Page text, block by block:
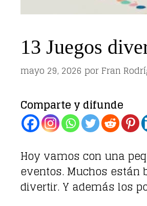
13 Juegos
mayo 29, 2026 porFran
Comparte y difunde
Hoy vamos con una
eventos. Muchos están
divertir. Y además los